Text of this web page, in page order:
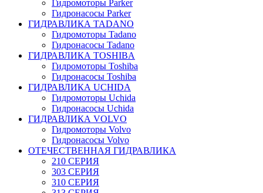
Гидромоторы Parker
Гидронасосы Parker
ГИДРАВЛИКА TADANO
Гидромоторы Tadano
Гидронасосы Tadano
ГИДРАВЛИКА TOSHIBA
Гидромоторы Toshiba
Гидронасосы Toshiba
ГИДРАВЛИКА UCHIDA
Гидромоторы Uchida
Гидронасосы Uchida
ГИДРАВЛИКА VOLVO
Гидромоторы Volvo
Гидронасосы Volvo
ОТЕЧЕСТВЕННАЯ ГИДРАВЛИКА
210 СЕРИЯ
303 СЕРИЯ
310 СЕРИЯ